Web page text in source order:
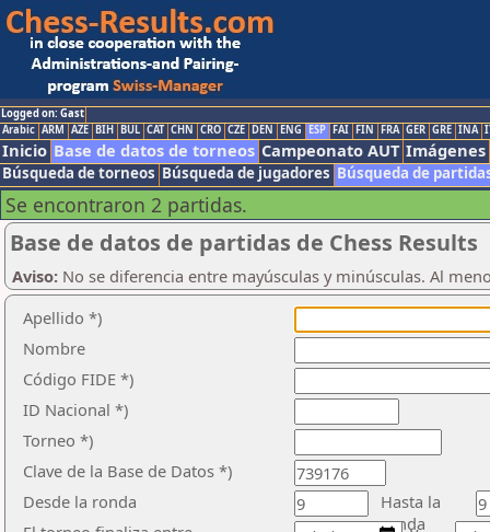
Logged on: Gast
Arabic ARM AZE BIH BUL CAT CHN CRO CZE DEN ENG ESP FAI FIN FRA GER GRE INA
Inicio Base de datos de torneos Campeonato AUT Imágenes
Búsqueda de torneos Búsqueda de jugadores Búsqueda de
Se encontraron 2 partidas.
Base de datos de partidas de Chess Results
Aviso: No se diferencia entre mayúsculas y minúsculas. Al
Apellido *)
Nombre
Código FIDE *)
ID Nacional *)
Torneo *)
Clave de la Base de Datos *)
Desde la ronda
Hasta la
ronda